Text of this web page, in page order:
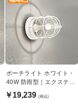
ポーチライト ホワイト・
40W 防雨型｜エクステリ
アライト
￥19,239 (税込)